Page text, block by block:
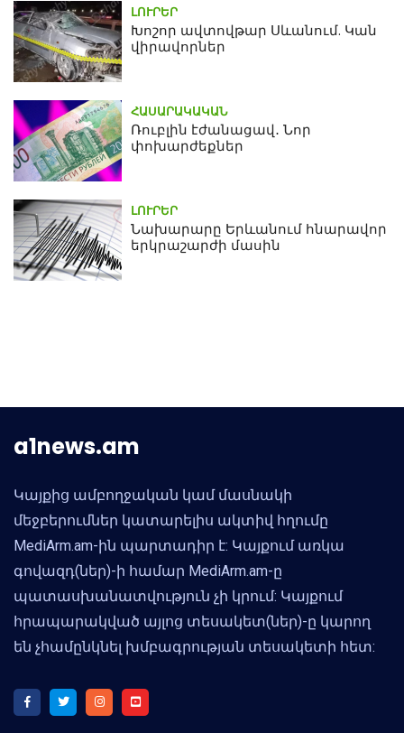
ԼՈՒՐԵՐ
Խոշոր ավտովթար Սևանում. Կան
վիրավորներ
ՀԱՍԱՐԱԿԱԿԱՆ
Ռուբլին էժանացավ․ Նոր
փոխարժեքներ
ԼՈՒՐԵՐ
Նախարարը Երևանում հնարավոր
երկրաշարժի մասին
a1news.am
Կայքից ամբողջական կամ մասնակի
մեջբերումներ կատարելիս ակտիվ հղումը
MediArm.am-ին պարտադիր է: Կայքում առկա
գովազդ(ներ)-ի համար MediArm.am-ը
պատասխանատվություն չի կրում: Կայքում
հրապարակված այլոց տեսակետ(ներ)-ը կարող
են չհամընկնել խմբագրության տեսակետի հետ: